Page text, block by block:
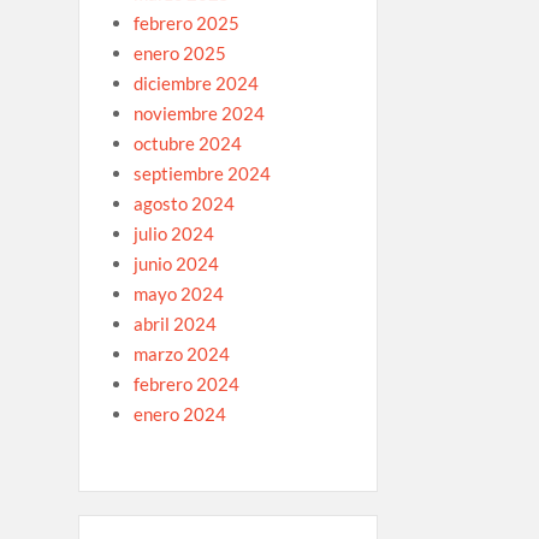
febrero 2025
enero 2025
diciembre 2024
noviembre 2024
octubre 2024
septiembre 2024
agosto 2024
julio 2024
junio 2024
mayo 2024
abril 2024
marzo 2024
febrero 2024
enero 2024